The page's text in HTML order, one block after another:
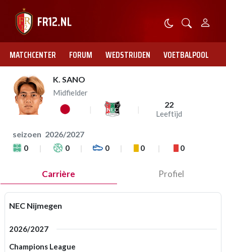
MATCHCENTER FORUM WEDSTRIJDEN VOETBALPOOL
K. SANO
Midfielder
22
Leeftijd
seizoen 2026/2027
0 0 0 0 0
Carrière Profiel
NEC Nijmegen
2026/2027
Champions League